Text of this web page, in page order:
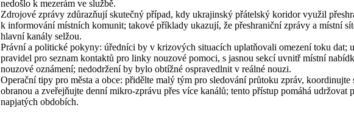
nedošlo k mezerám ve službě.
Zdrojové zprávy zdůrazňují skutečný případ, kdy ukrajinský přátelský koridor využil
k informování místních komunit; takové příklady ukazují, že přeshraniční zprávy a místní
hlavní kanály selžou.
Právní a politické pokyny: úředníci by v krizových situacích uplatňovali omezení toku dat;
pravidel pro seznam kontaktů pro linky nouzové pomoci, s jasnou sekcí uvnitř místní
nouzové oznámení; nedodržení by bylo obtížné ospravedlnit v reálné nouzi.
Operační tipy pro města a obce: přidělte malý tým pro sledování průtoku zpráv,
obranou a zveřejňujte denní mikro-zprávu přes více kanálů; tento přístup pomáhá udržovat
napjatých obdobích.